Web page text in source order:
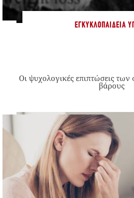
ΕΓΚΥΚΛΟΠΑΊΔΕΙΑ
Οι ψυχολογικές επιπτώσεις
βάρους